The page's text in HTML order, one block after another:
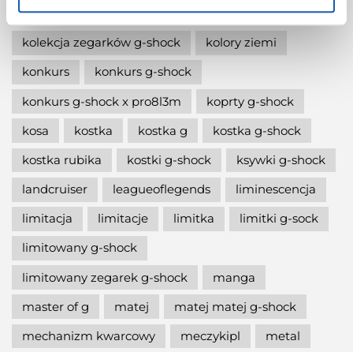
king
kiwami-ao-zumi kobiet
kolaboracja
kolekcja zegarków g-shock
kolory ziemi
konkurs
konkurs g-shock
konkurs g-shock x pro8l3m
koprty g-shock
kosa
kostka kostka g
kostka g-shock
kostka rubika
kostki g-shock
ksywki g-shock
landcruiser
leagueoflegends
liminescencja
limitacja
limitacje limitka
limitki g-sock
limitowany g-shock
limitowany zegarek g-shock
manga
master of g
matej
matej matej g-shock
mechanizm kwarcowy
meczykipl
metal